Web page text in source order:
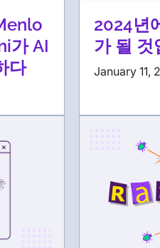
가 AI
다
2024년
가 될 것
January 11,